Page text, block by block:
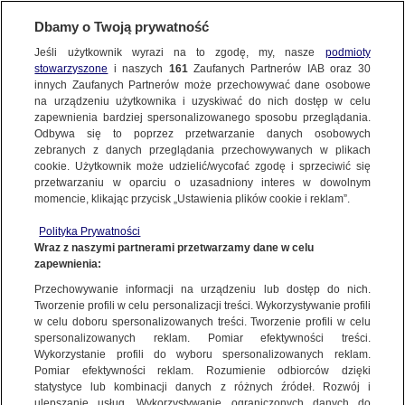
FAKTY | FAKTY PO POŁUDNIU
W Wiśle po raz 18. odbył się "Bieg po nowe życie"
NAJNOWSZE
ZOBACZ FAKTY
FAKTY PO FAKTACH
FAKTY O ŚWIECIE
WIĘCEJ
KANAŁY
Dzień dobry!
Jedno konto do wszystkich usług
Dbamy o Twoją prywatność
Jeśli użytkownik wyrazi na to zgodę, my, nasze podmioty
stowarzyszone i naszych 161Zaufanych Partnerów IAB oraz 30
innych Zaufanych Partnerów może przechowywać dane osobowe
na urządzeniu użytkownika i uzyskiwać do nich dostęp w celu
zapewnienia bardziej spersonalizowanego sposobu przeglądania.
Odbywa się to poprzez przetwarzanie danych osobowych
zebranych z danych przeglądania przechowywanych w plikach
cookie. Użytkownik może udzielić/wycofać zgodę i sprzeciwić się
przetwarzaniu w oparciu o uzasadniony interes w dowolnym
momencie, klikając przycisk „Ustawienia plików cookie i reklam”.
Polityka Prywatności
Wraz z naszymi partnerami przetwarzamy dane w celu
zapewnienia:
Przechowywanie informacji na urządzeniu lub dostęp do nich.
Tworzenie profili w celu personalizacji treści. Wykorzystywanie profili
w celu doboru spersonalizowanych treści. Tworzenie profili w celu
spersonalizowanych reklam. Pomiar efektywności treści.
Wykorzystanie profili do wyboru spersonalizowanych reklam.
Pomiar efektywności reklam. Rozumienie odbiorców dzięki
statystyce lub kombinacji danych z różnych źródeł. Rozwój i